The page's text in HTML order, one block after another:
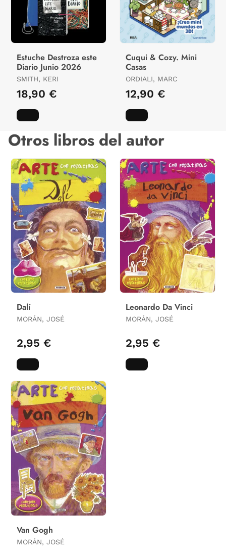
Estuche Destroza este
Diario Junio 2026
SMITH, KERI
18,90 €
Cuqui & Cozy. Mini
Casas
ORDIALI, MARC
12,90 €
Otros libros del autor
Dalí
MORÁN, JOSÉ
2,95 €
Leonardo Da Vinci
MORÁN, JOSÉ
2,95 €
Van Gogh
MORÁN, JOSÉ